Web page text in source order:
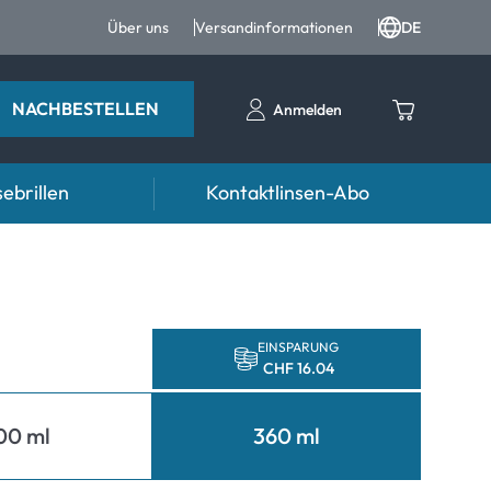
Über uns Versandinformationen DE
NACHBESTELLEN Anmelden
Kontaktlinsen-Abo
ml
EINSPARUNG
CHF 16.04
360 ml